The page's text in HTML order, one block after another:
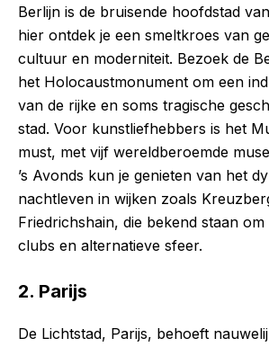
Berlijn is de bruisende hoofdstad
hier ontdek je een smeltkroes van
cultuur en moderniteit. Bezoek de
het Holocaustmonument om een
van de rijke en soms tragische
stad. Voor kunstliefhebbers is het
must, met vijf wereldberoemde
’s Avonds kun je genieten van het
nachtleven in wijken zoals
Friedrichshain, die bekend staan
clubs en alternatieve sfeer.
2. Parijs
De Lichtstad, Parijs, behoeft